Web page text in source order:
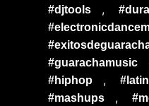
#djtools ,
#guarachamusic
#hiphop ,
#mashups ,